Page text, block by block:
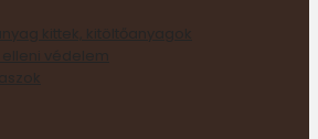
kittek, kitöltőanyagok
elleni védelem